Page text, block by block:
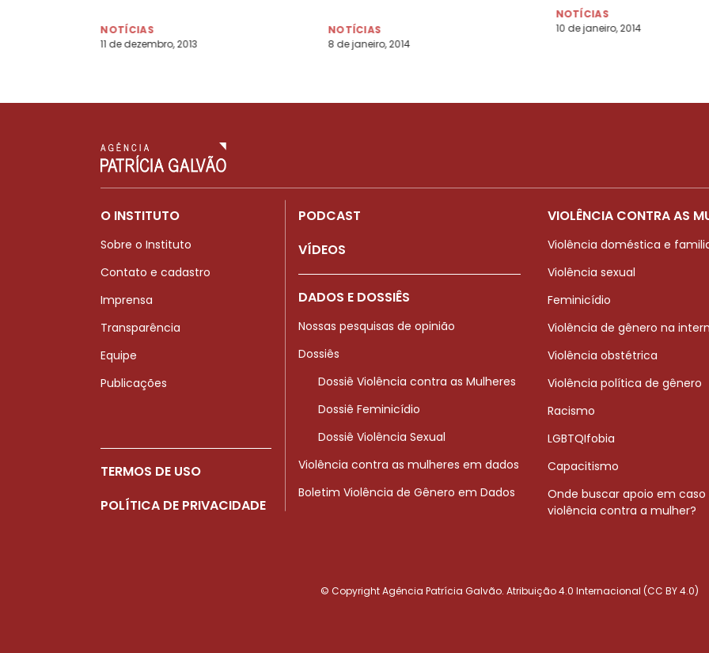
NOTÍCIAS
11 de dezembro, 2013
NOTÍCIAS
8 de janeiro, 2014
NOTÍCIAS
10 de janeiro, 2014
O INSTITUTO
Sobre o Instituto
Contato e cadastro
Imprensa
Transparência
Equipe
Publicações
TERMOS DE USO
POLÍTICA DE PRIVACIDADE
PODCAST
VÍDEOS
DADOS E DOSSIÊS
Nossas pesquisas de opinião
Dossiês
Dossiê Violência contra as Mulheres
Dossiê Feminicídio
Dossiê Violência Sexual
Violência contra as mulheres em dados
Boletim Violência de Gênero em Dados
VIOLÊNCIA CONTRA AS
Violência doméstica e
Violência sexual
Feminicídio
Violência de gênero na
Violência obstétrica
Violência política de gênero
Racismo
LGBTQIfobia
Capacitismo
Onde buscar apoio em caso
violência contra a mulher?
© Copyright Agência Patrícia Galvão. Atribuição 4.0 Internacional (CC BY 4.0)